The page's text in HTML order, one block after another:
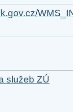
služeb ZÚ